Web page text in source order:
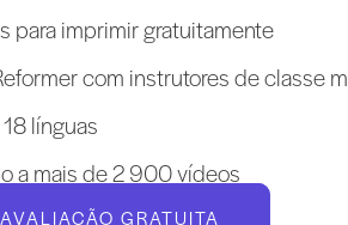
para imprimir gratuitamente
com instrutores de classe
línguas
a mais de 2 900 vídeos
GRATUITA